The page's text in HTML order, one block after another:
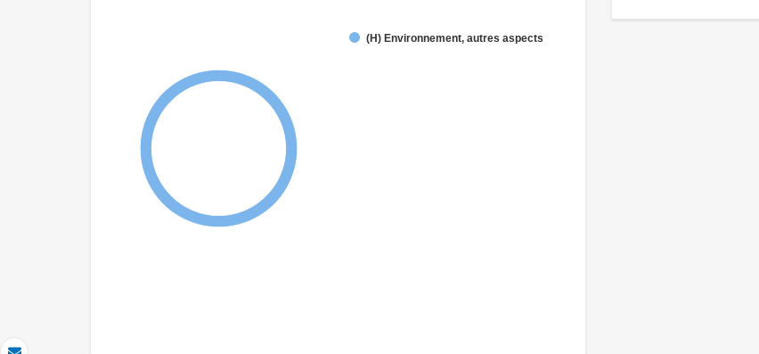
(H) Environnement, autres aspects